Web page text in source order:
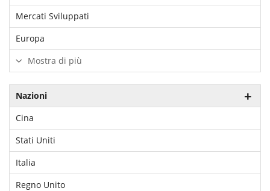
Mercati Sviluppati
Europa
Mostra di più
Nazioni
Cina
Stati Uniti
Italia
Regno Unito